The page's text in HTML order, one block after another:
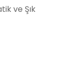
ve Şık